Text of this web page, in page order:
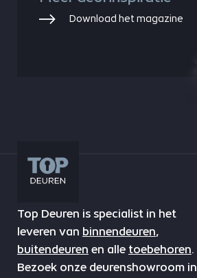
Download het magazine
Top Deuren is specialist in het
leveren van binnendeuren,
buitendeuren en alle toebehoren.
Bezoek onze deurenshowroom in